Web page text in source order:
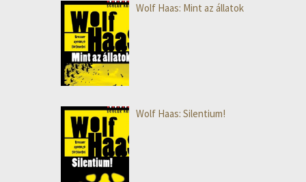
Wolf Haas: Mint az állatok
Wolf Haas: Silentium!